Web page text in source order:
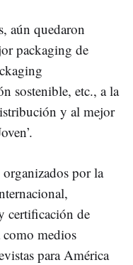
aún quedaron
packaging de
sostenible, etc., a la
y al mejor
por la
certificación de
como medios
para América